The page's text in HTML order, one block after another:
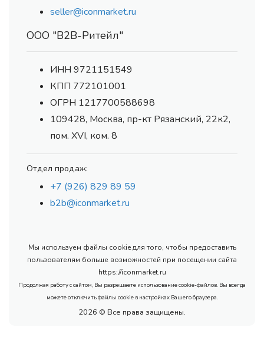
seller@iconmarket.ru
ООО "В2В-Ритейл"
ИНН 9721151549
КПП 772101001
ОГРН 1217700588698
109428, Москва, пр-кт Рязанский, 22к2,
пом. XVI, ком. 8
Отдел продаж:
+7 (926) 829 89 59
b2b@iconmarket.ru
Мы используем файлы cookie для того, чтобы предоставить
пользователям больше возможностей при посещении сайта
https://iconmarket.ru
Продолжая работу с сайтом, Вы разрешаете использование cookie-файлов. Вы всегда
можете отключить файлы cookie в настройках Вашего браузера.
2026 © Все права защищены.